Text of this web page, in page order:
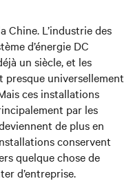
Chine. L’industrie des
d’énergie DC
un siècle, et les
presque universellement
ces installations
par les
de plus en
conservent
quelque chose de
d’entreprise.